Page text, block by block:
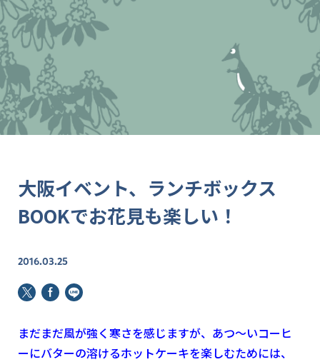
大阪イベント、ランチボックス
BOOKでお花見も楽しい！
2016.03.25
まだまだ風が強く寒さを感じますが、あつ～いコーヒ
ーにバターの溶けるホットケーキを楽しむためには、